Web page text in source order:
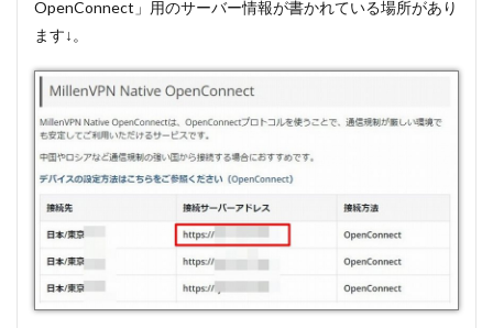
OpenConnect」用のサーバー情報が書かれている場所があり
ます↓。